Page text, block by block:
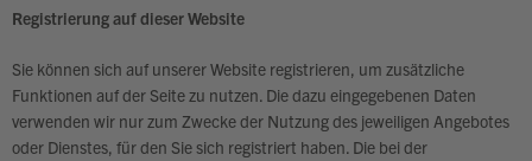
Registrierung auf dieser Website
Sie können sich auf unserer Website registrieren, um zusätzliche
Funktionen auf der Seite zu nutzen. Die dazu eingegebenen Daten
verwenden wir nur zum Zwecke der Nutzung des jeweiligen Angebotes
oder Dienstes, für den Sie sich registriert haben. Die bei der